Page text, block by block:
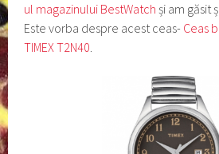
ul magazinului BestWatch și am găsit
Este vorba despre acest ceas- Ceas
TIMEX T2N40.